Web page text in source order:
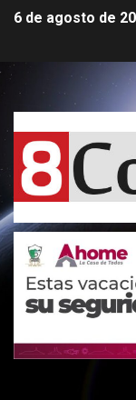
6 de agosto de